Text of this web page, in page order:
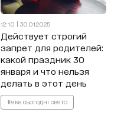
12:10 | 30.01.2025
Действует строгий
запрет для родителей:
какой праздник 30
января и что нельзя
делать в этот день
#яке сьогодні свято